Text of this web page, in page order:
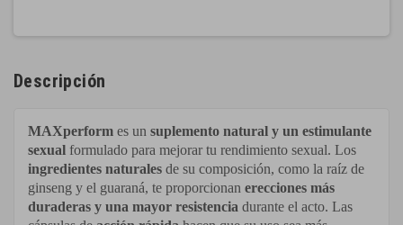
Descripción
MAXperform es un suplemento natural y un estimulante
sexual formulado para mejorar tu rendimiento sexual. Los
ingredientes naturales de su composición, como la raíz de
ginseng y el guaraná, te proporcionan erecciones más
duraderas y una mayor resistencia durante el acto. Las